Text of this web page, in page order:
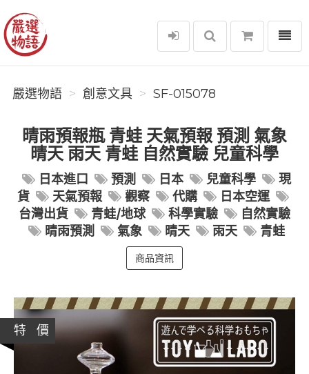
嚴選物語
選單
嚴選物語 創意文具 SF-015078
晴雨預報瓶 青蛙 天氣預報 預測 氣象
晴天 雨天 青蛙 自然實驗 兒童科學
日本進口 預測 日本 兒童科學
現
貨
天氣預報 觀察 代購
日本空運
台灣出貨
青蛙/地球 科學實驗
自然實驗
晴雨預測
氣象 晴天 雨天 青蛙
商品資訊
特 價